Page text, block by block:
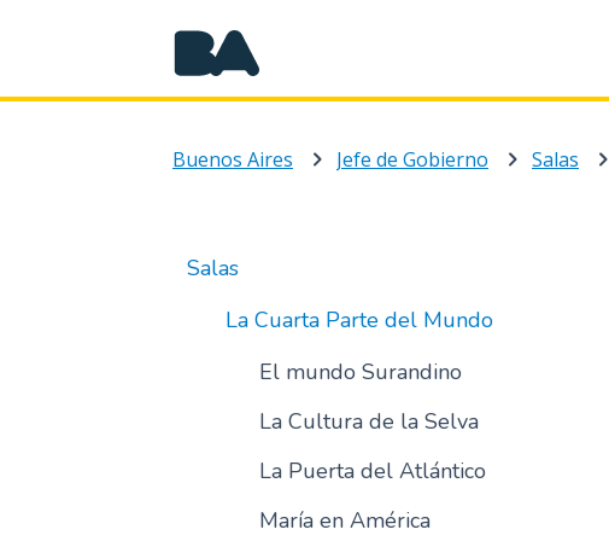
Buenos Aires Jefe de Gobierno Salas
Salas
La Cuarta Parte del Mundo
El mundo Surandino
La Cultura de la Selva
La Puerta del Atlántico
María en América